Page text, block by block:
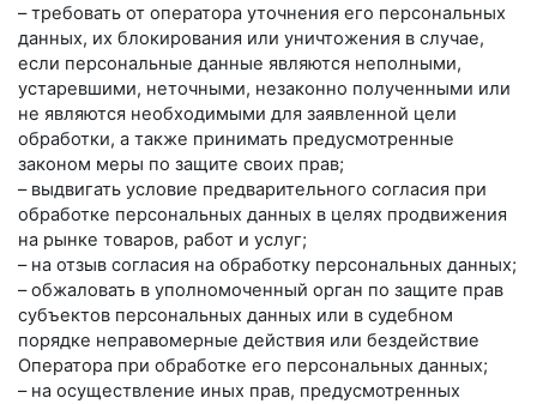
– требовать от оператора уточнения его персональных
данных, их блокирования или уничтожения в случае,
если персональные данные являются неполными,
устаревшими, неточными, незаконно полученными или
не являются необходимыми для заявленной цели
обработки, а также принимать предусмотренные
законом меры по защите своих прав;
– выдвигать условие предварительного согласия при
обработке персональных данных в целях продвижения
на рынке товаров, работ и услуг;
– на отзыв согласия на обработку персональных данных;
– обжаловать в уполномоченный орган по защите прав
субъектов персональных данных или в судебном
порядке неправомерные действия или бездействие
Оператора при обработке его персональных данных;
– на осуществление иных прав, предусмотренных